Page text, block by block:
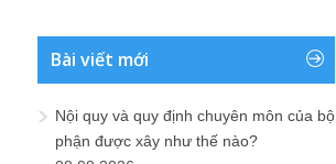
Bài viết mới
Nội quy và quy định chuyên môn của bộ
phận được xây như thế nào?